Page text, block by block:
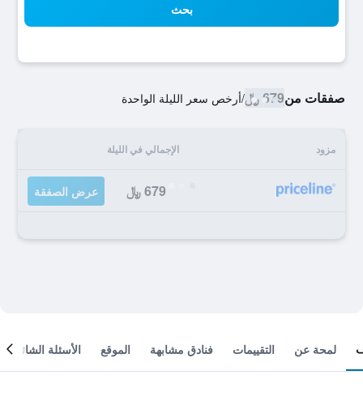
بحث
صفقات من679 ﷼ /أرخص سعر الليلة الواحدة
مزود الإجمالي في الليلة
679 ﷼ عرض الصفقة
لمحة عن التقييمات فنادق مشابهة الموقع الأسئلة الشائعة